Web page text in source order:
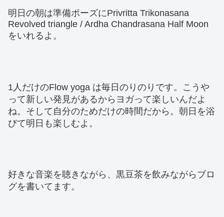
明日の朝は準備ポーズにPrivritta Trikonasana
Revolved triangle / Ardha Chandrasana Half Moon
をいれるよ。
1人だけのFlow yoga は毎日のりのりです。こうや
って新しい発見があるからヨガって楽しいんだよ
ね。そして自分のためだけの時間だから。朝日を浴
びて明日も楽しむよ。
好きな音楽を聴きながら、黒豆茶を飲みながらブロ
グを書いてます。